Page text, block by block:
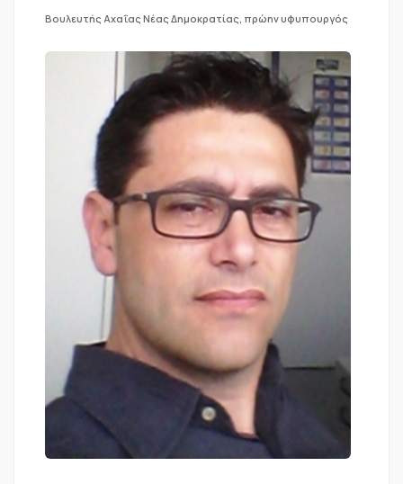
Βουλευτής Αχαΐας Νέας Δημοκρατίας, πρώην υφυπουργός